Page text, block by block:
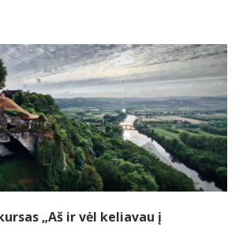
„Aš ir vėl keliavau į